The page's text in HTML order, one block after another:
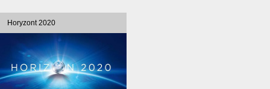
Horyzont 2020